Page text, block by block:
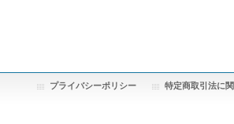
プライバシーポリシー 特定商取引法に